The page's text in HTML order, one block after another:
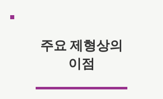
주요 제형상의
이점